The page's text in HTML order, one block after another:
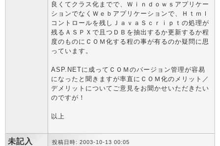
良くてクラス化までで、Ｗｉｎｄｏｗｓアプリケー
ションでなくＷｅｂアプリケーションで、Ｈｔｍｌ
コントロールを残しＪａｖａＳｃｒｉｐｔの処理が
残るＡＳＰＸで且つＤＢを抽出するか更新するか程
度のものにＣＯＭ化する程の事が有るのか疑問に思
っています。
ASP.NETに成ってＣＯＭのバージョン管理が容易
になったと聞きますが率直にＣＯＭ化のメリット／
デメリットについてご意見をお聞かせいただきたい
のですが！
以上
未記入 投稿日時: 2003-10-13 00:05